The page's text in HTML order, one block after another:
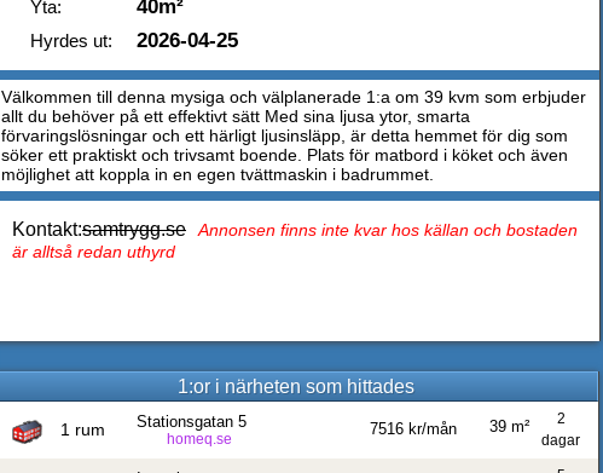
Yta: 40m²
Hyrdes ut: 2026-04-25
Välkommen till denna mysiga och välplanerade 1:a om 39 kvm som erbjuder
allt du behöver på ett effektivt sätt Med sina ljusa ytor, smarta
förvaringslösningar och ett härligt ljusinsläpp, är detta hemmet för dig som
söker ett praktiskt och trivsamt boende. Plats för matbord i köket och även
möjlighet att koppla in en egen tvättmaskin i badrummet.
Kontakt:samtrygg.se
Annonsen finns inte kvar hos källan och bostaden
är alltså redan uthyrd
1:or i närheten som hittades
1 rum Stationsgatan 5
homeq.se
7516 kr/mån
2
dagar
39 m²